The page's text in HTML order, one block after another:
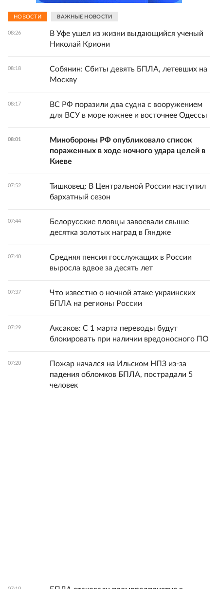
НОВОСТИ ВАЖНЫЕ НОВОСТИ
08:26
В Уфе ушел из жизни выдающийся ученый
Николай Криони
08:18
Собянин: Сбиты девять БПЛА, летевших на
Москву
08:17
ВС РФ поразили два судна с вооружением
для ВСУ в море южнее и восточнее Одессы
08:01
Минобороны РФ опубликовало список
пораженных в ходе ночного удара целей в
Киеве
07:52
Тишковец: В Центральной России наступил
бархатный сезон
07:44
Белорусские пловцы завоевали свыше
десятка золотых наград в Гяндже
07:40
Средняя пенсия госслужащих в России
выросла вдвое за десять лет
07:37
Что известно о ночной атаке украинских
БПЛА на регионы России
07:29
Аксаков: С 1 марта переводы будут
блокировать при наличии вредоносного ПО
07:20
Пожар начался на Ильском НПЗ из-за
падения обломков БПЛА, пострадали 5
человек